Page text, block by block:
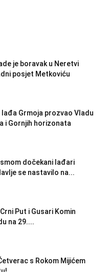
je boravak u Neretvi
posjet Metkoviću
Grmoja prozvao Vladu
i Gornjih horizonata
dočekani lađari
se nastavilo na...
Put i Gusari Komin
na 29....
s Rokom Mijićem